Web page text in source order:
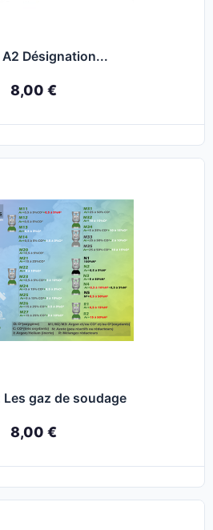
Désignation...
8,00 €
Les gaz de soudage
8,00 €